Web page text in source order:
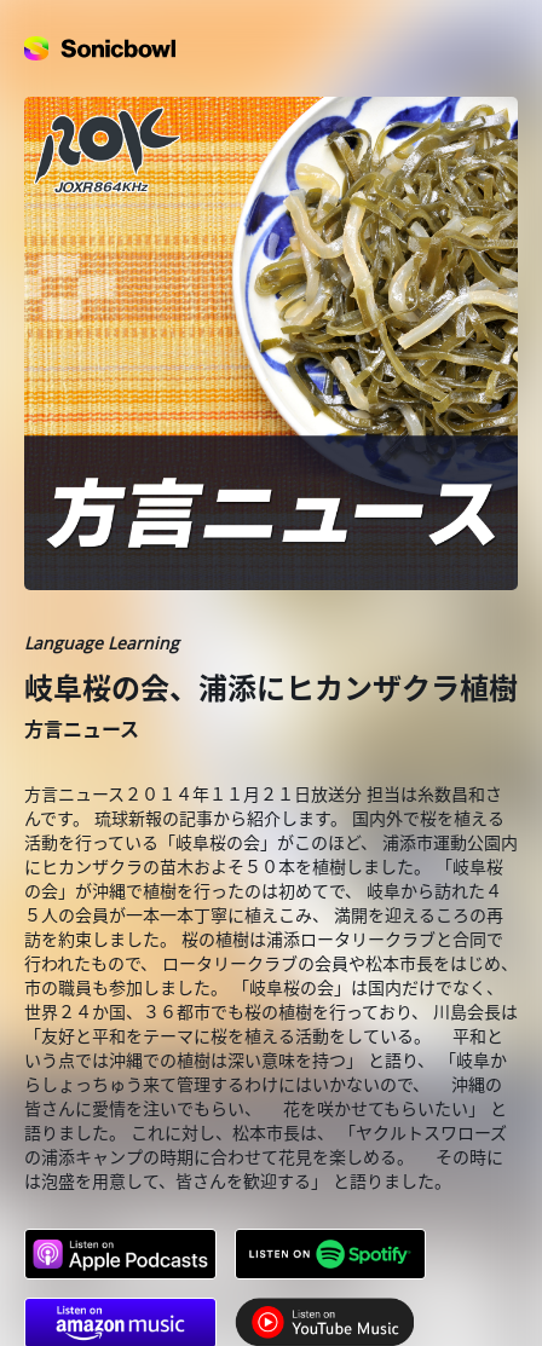
Language Learning
岐阜桜の会、浦添にヒカンザクラ植樹
方言ニュース
方言ニュース２０１４年１１月２１日放送分 担当は糸数昌和さ
んです。 琉球新報の記事から紹介します。 国内外で桜を植える
活動を行っている「岐阜桜の会」がこのほど、 浦添市運動公園内
にヒカンザクラの苗木およそ５０本を植樹しました。 「岐阜桜
の会」が沖縄で植樹を行ったのは初めてで、 岐阜から訪れた４
５人の会員が一本一本丁寧に植えこみ、 満開を迎えるころの再
訪を約束しました。 桜の植樹は浦添ロータリークラブと合同で
行われたもので、 ロータリークラブの会員や松本市長をはじめ、
市の職員も参加しました。 「岐阜桜の会」は国内だけでなく、
世界２４か国、３６都市でも桜の植樹を行っており、 川島会長は
「友好と平和をテーマに桜を植える活動をしている。 平和と
いう点では沖縄での植樹は深い意味を持つ」 と語り、 「岐阜か
らしょっちゅう来て管理するわけにはいかないので、 沖縄の
皆さんに愛情を注いでもらい、 花を咲かせてもらいたい」 と
語りました。 これに対し、松本市長は、 「ヤクルトスワローズ
の浦添キャンプの時期に合わせて花見を楽しめる。 その時に
は泡盛を用意して、皆さんを歓迎する」 と語りました。